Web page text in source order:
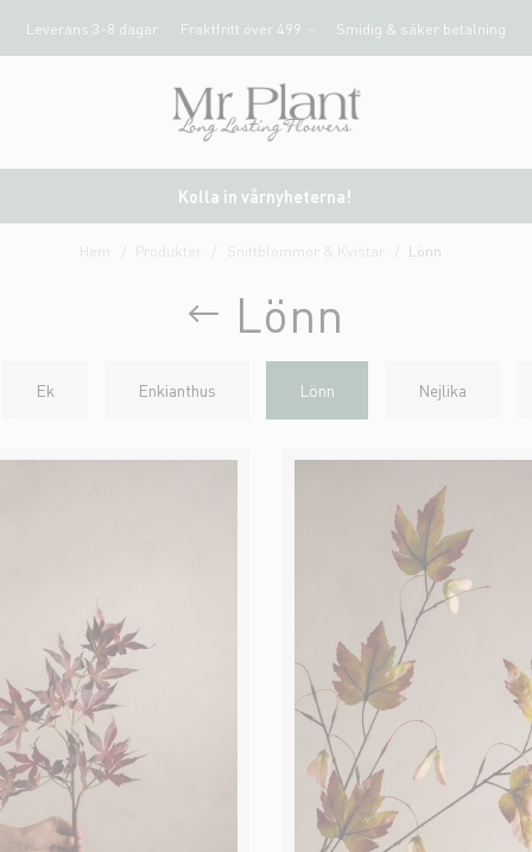
Leverans 3-8 dagar Fraktfritt över 499 :- Smidig & säker betalning
Kolla in vårnyheterna!
Hem Produkter Snittblommor & Kvistar Lönn
Lönn
Ek Enkianthus Lönn Nejlika